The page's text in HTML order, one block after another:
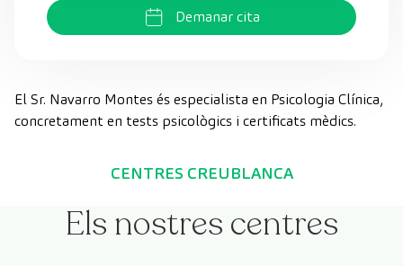
Demanar cita
El Sr. Navarro Montes és especialista en Psicologia Clínica,
concretament en tests psicològics i certificats mèdics.
CENTRES CREUBLANCA
Els nostres centres